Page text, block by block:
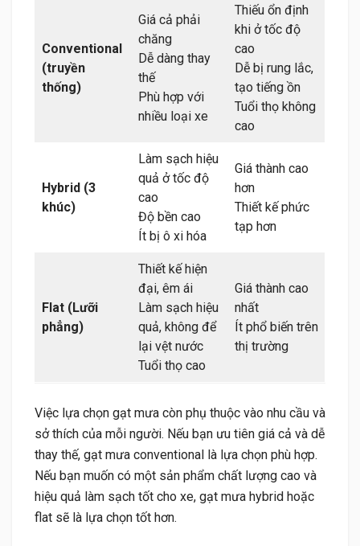
Conventional
(truyền
thống)
Giá cả phải
chăng
Dễ dàng thay
thế
Phù hợp với
nhiều loại xe
Thiếu ổn định
khi ở tốc độ
cao
Dễ bị rung lắc,
tạo tiếng ồn
Tuổi thọ không
cao
Hybrid (3
khúc)
Làm sạch hiệu
quả ở tốc độ
cao
Độ bền cao
Ít bị ô xi hóa
Giá thành cao
hơn
Thiết kế phức
tạp hơn
Flat (Lưỡi
phẳng)
Thiết kế hiện
đại, êm ái
Làm sạch hiệu
quả, không để
lại vệt nước
Tuổi thọ cao
Giá thành cao
nhất
Ít phổ biến trên
thị trường
Việc lựa chọn gạt mưa còn phụ thuộc vào nhu cầu và
sở thích của mỗi người. Nếu bạn ưu tiên giá cả và dễ
thay thế, gạt mưa conventional là lựa chọn phù hợp.
Nếu bạn muốn có một sản phẩm chất lượng cao và
hiệu quả làm sạch tốt cho xe, gạt mưa hybrid hoặc
flat sẽ là lựa chọn tốt hơn.